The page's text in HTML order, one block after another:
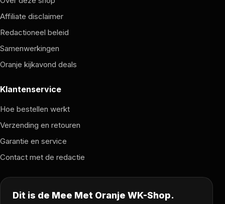
Affiliate disclaimer
Redactioneel beleid
Samenwerkingen
Oranje kijkavond deals
Klantenservice
Hoe bestellen werkt
Verzending en retouren
Garantie en service
Contact met de redactie
Dit is de Mee Met Oranje WK-Shop.